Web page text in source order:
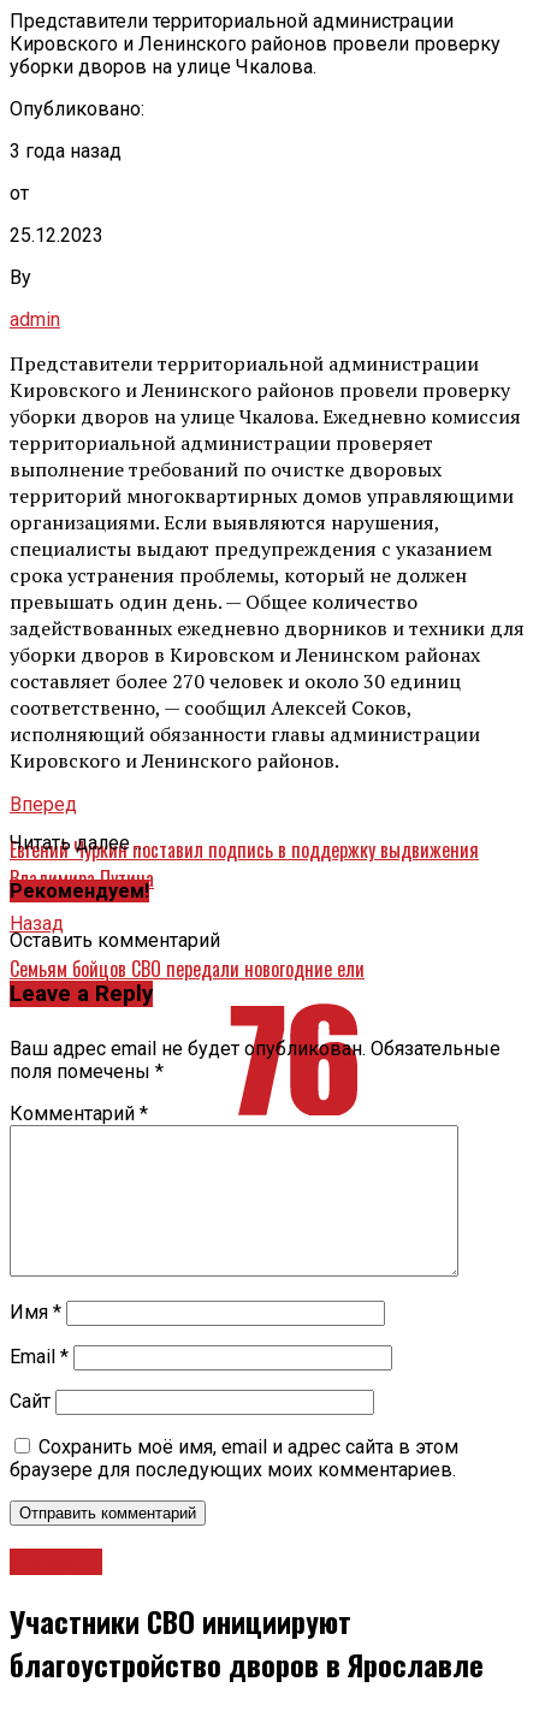
Представители территориальной администрации
Кировского и Ленинского районов провели проверку
уборки дворов на улице Чкалова.
Опубликовано:
3 года назад
от
25.12.2023
By
admin
Представители территориальной администрации
Кировского и Ленинского районов провели проверку
уборки дворов на улице Чкалова. Ежедневно комиссия
территориальной администрации проверяет
выполнение требований по очистке дворовых
территорий многоквартирных домов управляющими
организациями. Если выявляются нарушения,
специалисты выдают предупреждения с указанием
срока устранения проблемы, который не должен
превышать один день. — Общее количество
задействованных ежедневно дворников и техники для
уборки дворов в Кировском и Ленинском районах
составляет более 270 человек и около 30 единиц
соответственно, — сообщил Алексей Соков,
исполняющий обязанности главы администрации
Кировского и Ленинского районов.
Вперед
Евгений Чуркин поставил подпись в поддержку выдвижения
Владимира Путина
Назад
Семьям бойцов СВО передали новогодние ели
Читать далее ...
Рекомендуем!
Оставить комментарий
Leave a Reply
Ваш адрес email не будет опубликован. Обязательные
поля помечены *
Комментарий *
Имя *
Email *
Сайт
Сохранить моё имя, email и адрес сайта в этом
браузере для последующих моих комментариев.
Участники СВО инициируют
благоустройство дворов в Ярославле